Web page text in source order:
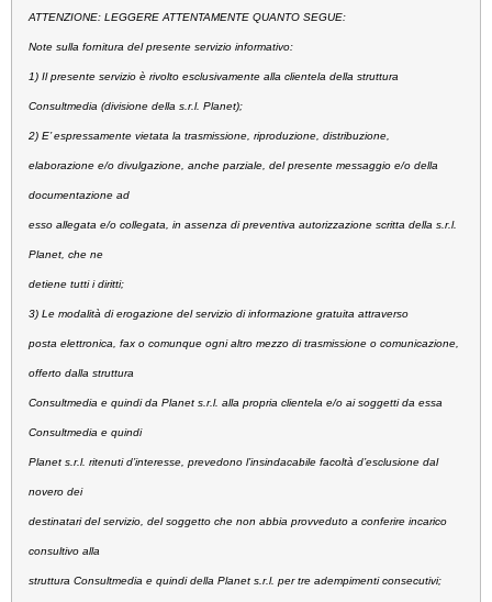
ATTENZIONE: LEGGERE ATTENTAMENTE QUANTO SEGUE:
Note sulla fornitura del presente servizio informativo:
1) Il presente servizio è rivolto esclusivamente alla clientela della struttura
Consultmedia (divisione della s.r.l. Planet);
2) E’ espressamente vietata la trasmissione, riproduzione, distribuzione,
elaborazione e/o divulgazione, anche parziale, del presente messaggio e/o della
documentazione ad
esso allegata e/o collegata, in assenza di preventiva autorizzazione scritta della s.r.l.
Planet, che ne
detiene tutti i diritti;
3) Le modalità di erogazione del servizio di informazione gratuita attraverso
posta elettronica, fax o comunque ogni altro mezzo di trasmissione o comunicazione,
offerto dalla struttura
Consultmedia e quindi da Planet s.r.l. alla propria clientela e/o ai soggetti da essa
Consultmedia e quindi
Planet s.r.l. ritenuti d’interesse, prevedono l’insindacabile facoltà d’esclusione dal
novero dei
destinatari del servizio, del soggetto che non abbia provveduto a conferire incarico
consultivo alla
struttura Consultmedia e quindi della Planet s.r.l. per tre adempimenti consecutivi;